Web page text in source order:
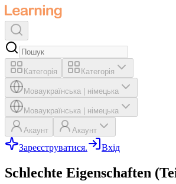
Категорія Категорія
Моваукраїнська німецька
Моваукраїнська німецька
Акаунт Акаунт
Зареєструватися. Вхід
Schlechte Eigenschaften